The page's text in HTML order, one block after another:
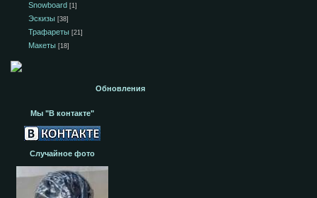
Snowboard [1]
Эскизы [38]
Трафареты [21]
Макеты [18]
Обновления
Мы "В контакте"
Случайное фото